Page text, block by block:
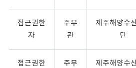
접근권한
자
주무
관
제주해양수
단
접근권한
주무
제주해양수